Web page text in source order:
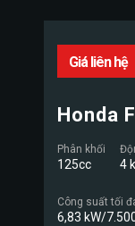
Giá liên hệ
Honda
Phân khối
125cc 4
Công suất tối
6,83 kW/